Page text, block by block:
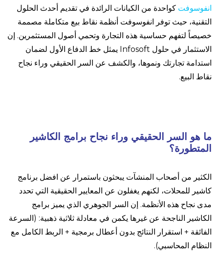
انفوسوفت كواحدة من الكيانات الرائدة في تقديم أحدث الحلول
التقنية، حيث توفر انفوسوفت أنظمة نقاط بيع متكاملة مصممة
خصيصاً لتفهم حساسية هذه التجارة وتحمي أصول المستثمرين. إن
الاستثمار في حلول Infosoft يمثل خط الدفاع الأول لضمان
استدامة تجارتك ونموها، والكشف عن السر الحقيقي وراء نجاح
نقاط البيع.
ما هو السر الحقيقي وراء نجاح برامج الكاشير
المتطورة؟
الكثير من أصحاب المنشآت يبحثون باستمرار عن افضل برنامج
كاشير للمحلات، لكنهم يغفلون عن المعايير الحقيقية التي تحدد
مدى نجاح هذه الأنظمة. إن السر الجوهري الذي يميز برامج
الكاشير الناجحة عن غيرها يكمن في معادلة ثلاثية ذهبية: (السرعة
الفائقة + استقرار النتائج بدون أعطال برمجية + الربط الكامل مع
النظام المحاسبي).